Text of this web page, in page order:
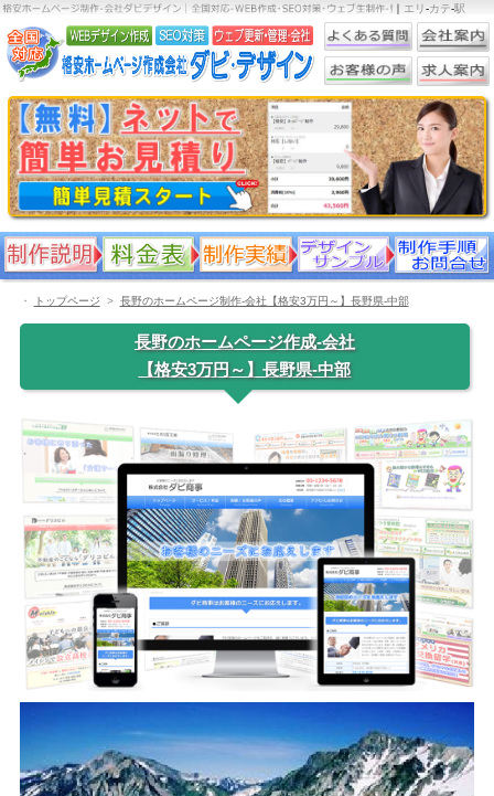
｜ エリ-カテ-駅
・ トップページ 長野のホームページ制作-会社【格安3万円～】長野県-中部
長野のホームページ作成-会社
【格安3万円～】長野県-中部